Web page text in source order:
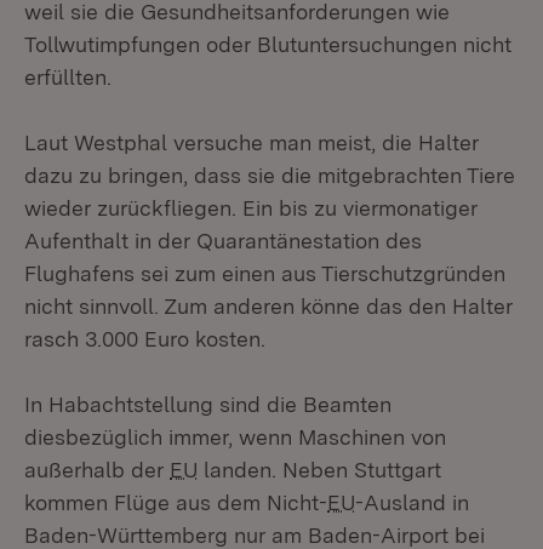
weil sie die Gesundheitsanforderungen wie
Tollwutimpfungen oder Blutuntersuchungen nicht
erfüllten.
Laut Westphal versuche man meist, die Halter
dazu zu bringen, dass sie die mitgebrachten Tiere
wieder zurückfliegen. Ein bis zu viermonatiger
Aufenthalt in der Quarantänestation des
Flughafens sei zum einen aus Tierschutzgründen
nicht sinnvoll. Zum anderen könne das den Halter
rasch 3.000 Euro kosten.
In Habachtstellung sind die Beamten
diesbezüglich immer, wenn Maschinen von
außerhalb der EU landen. Neben Stuttgart
kommen Flüge aus dem Nicht-EU-Ausland in
Baden-Württemberg nur am Baden-Airport bei